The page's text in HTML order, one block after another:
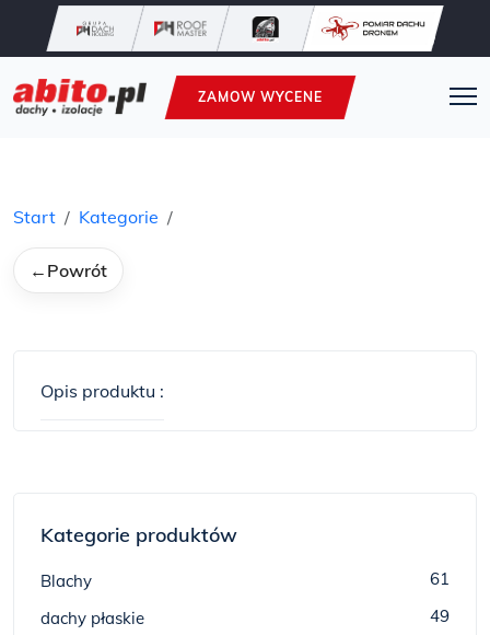
ZAMOW WYCENE
Start Kategorie
← Powrót
Opis produktu :
Kategorie produktów
Blachy
61
dachy płaskie
49